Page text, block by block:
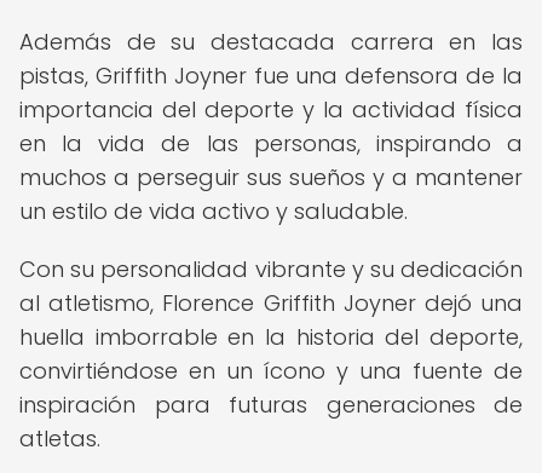
Además de su destacada carrera en las
pistas, Griffith Joyner fue una defensora de la
importancia del deporte y la actividad física
en la vida de las personas, inspirando a
muchos a perseguir sus sueños y a mantener
un estilo de vida activo y saludable.
Con su personalidad vibrante y su dedicación
al atletismo, Florence Griffith Joyner dejó una
huella imborrable en la historia del deporte,
convirtiéndose en un ícono y una fuente de
inspiración para futuras generaciones de
atletas.